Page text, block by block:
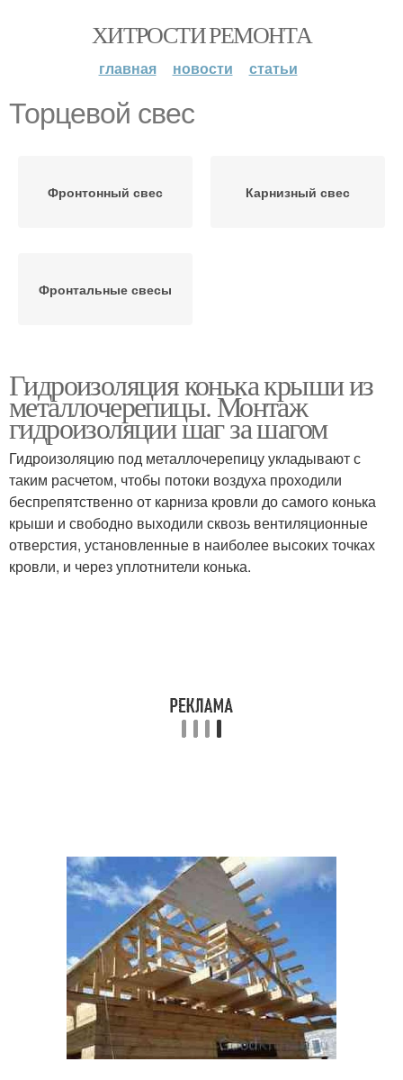
ХИТРОСТИ РЕМОНТА
главная новости статьи
Торцевой свес
Фронтонный свес Карнизный свес
Фронтальные свесы
Гидроизоляция конька крыши из
металлочерепицы. Монтаж
гидроизоляции шаг за шагом
Гидроизоляцию под металлочерепицу укладывают с
таким расчетом, чтобы потоки воздуха проходили
беспрепятственно от карниза кровли до самого конька
крыши и свободно выходили сквозь вентиляционные
отверстия, установленные в наиболее высоких точках
кровли, и через уплотнители конька.